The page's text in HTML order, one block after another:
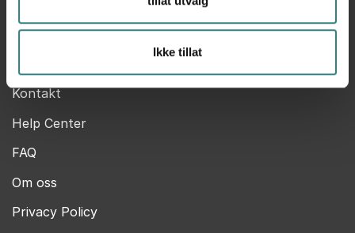
Ikke tillat
+47 473 95 859
Kontakt
Help Center
FAQ
Om oss
Privacy Policy